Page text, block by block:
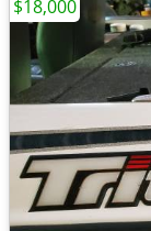
$18,000